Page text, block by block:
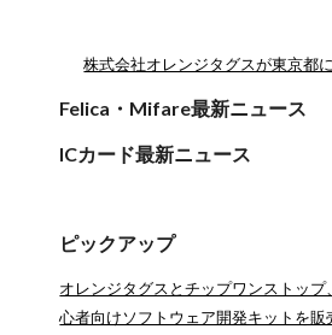
株式会社オレンジタグスが東京都
Felica・Mifare最新ニュース
ICカード最新ニュース
ピックアップ
オレンジタグスとチップワンストッ
心者向けソフトウェア開発キットを販